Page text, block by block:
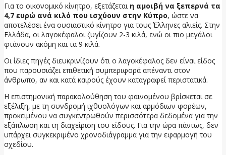
Για το οικονομικό κίνητρο, εξετάζεται η αμοιβή να ξεπερνά τα
4,7 ευρώ ανά κιλό που ισχύουν στην Κύπρο, ώστε να
αποτελέσει ένα ουσιαστικό κίνητρο για τους Έλληνες αλιείς. Στην
Ελλάδα, οι λαγοκέφαλοι ζυγίζουν 2-3 κιλά, ενώ οι πιο μεγάλοι
φτάνουν ακόμη και τα 9 κιλά.
Οι ίδιες πηγές διευκρινίζουν ότι ο λαγοκέφαλος δεν είναι είδος
που παρουσιάζει επιθετική συμπεριφορά απέναντι στον
άνθρωπο, αν και κατά καιρούς έχουν καταγραφεί περιστατικά.
Η επιστημονική παρακολούθηση του φαινομένου βρίσκεται σε
εξέλιξη, με τη συνδρομή ιχθυολόγων και αρμόδιων φορέων,
προκειμένου να συγκεντρωθούν περισσότερα δεδομένα για την
εξάπλωση και τη διαχείριση του είδους. Για την ώρα πάντως, δεν
υπάρχει συγκεκριμένο χρονοδιάγραμμα για την εφαρμογή του
σχεδίου.